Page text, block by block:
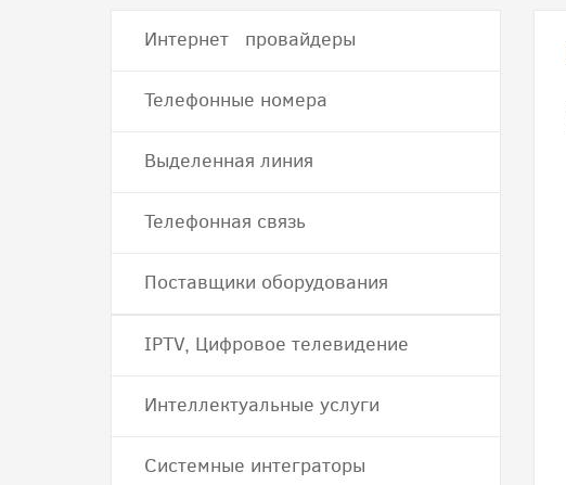
Интернет провайдеры
Телефонные номера
Выделенная линия
Телефонная связь
Поставщики оборудования
IPTV, Цифровое телевидение
Интеллектуальные услуги
Системные интеграторы